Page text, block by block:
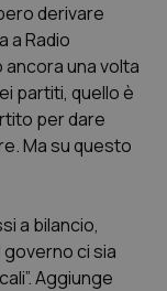
derivare
a Radio
ancora una volta
partiti, quello è
per dare
Ma su questo
a bilancio,
ci sia
Aggiunge